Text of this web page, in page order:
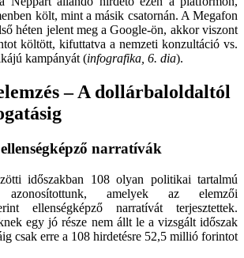
költ, mint a másik csatornán. A Megafon
héten jelent meg a Google-ön, akkor viszont
költött, kifuttatva a nemzeti konzultáció vs.
kampányát (infografika, 6. dia).
– A dollárbaloldaltól
narratívák
időszakban 108 olyan politikai tartalmú
azonosítottunk, amelyek az elemzői
ellenségképző narratívát terjesztettek.
egy jó része nem állt le a vizsgált időszak
csak erre a 108 hirdetésre 52,5 millió forintot